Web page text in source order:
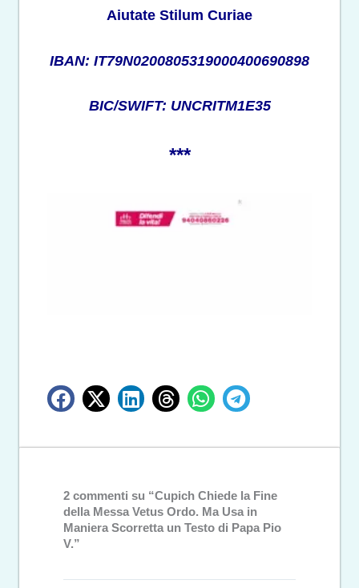
Aiutate Stilum Curiae
IBAN: IT79N0200805319000400690898
BIC/SWIFT: UNCRITM1E35
***
2 commenti su “Cupich Chiede la Fine
della Messa Vetus Ordo. Ma Usa in
Maniera Scorretta un Testo di Papa Pio
V.”